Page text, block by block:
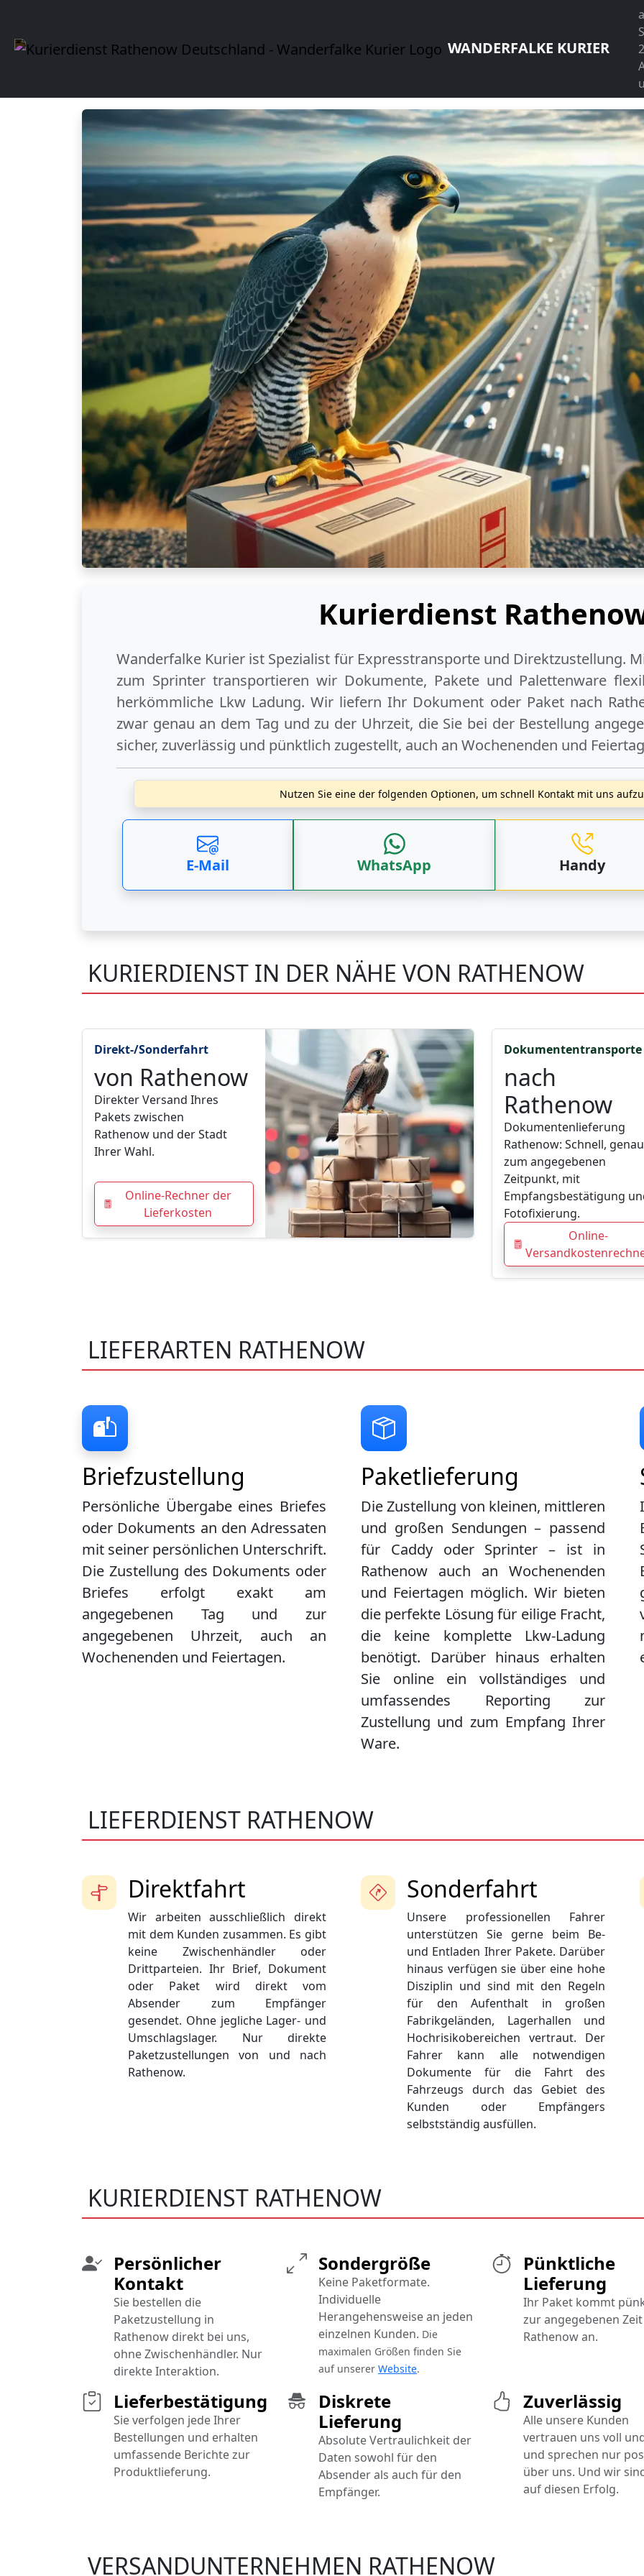
WANDERFALKE KURIER
Kurierdienst
Wanderfalke Kurier ist Spezialist für Expresstransporte und Direktzustellung.
zum Sprinter transportieren wir Dokumente, Pakete und Palettenware
herkömmliche Lkw Ladung. Wir liefern Ihr Dokument oder Paket nach
zwar genau an dem Tag und zu der Uhrzeit, die Sie bei der Bestellung
sicher, zuverlässig und pünktlich zugestellt, auch an Wochenenden und
Nutzen Sie eine der folgenden Optionen, um schnell Kontakt mit uns
E-Mail WhatsApp Handy
KURIERDIENST IN DER NÄHE VON RATHENOW
Direkt-/Sonderfahrt
von Rathenow
Direkter Versand Ihres
Pakets zwischen
Rathenow und der Stadt
Ihrer Wahl.
Online-Rechner der
Lieferkosten
Dokumententransporte
nach
Rathenow
Dokumentenlieferung
Rathenow: Schnell, genau
zum angegebenen
Zeitpunkt, mit
Empfangsbestätigung
Fotofixierung.
Online-
LIEFERARTEN RATHENOW
Briefzustellung
Persönliche Übergabe eines Briefes
oder Dokuments an den Adressaten
mit seiner persönlichen Unterschrift.
Die Zustellung des Dokuments oder
Briefes erfolgt exakt am
angegebenen Tag und zur
angegebenen Uhrzeit, auch an
Wochenenden und Feiertagen.
Paketlieferung
Die Zustellung von kleinen, mittleren
und großen Sendungen – passend
für Caddy oder Sprinter – ist in
Rathenow auch an Wochenenden
und Feiertagen möglich. Wir bieten
die perfekte Lösung für eilige Fracht,
die keine komplette Lkw-Ladung
benötigt. Darüber hinaus erhalten
Sie online ein vollständiges und
umfassendes Reporting zur
Zustellung und zum Empfang Ihrer
Ware.
LIEFERDIENST RATHENOW
Sonderfahrt
Unsere professionellen Fahrer
unterstützen Sie gerne beim Be-
und Entladen Ihrer Pakete. Darüber
hinaus verfügen sie über eine hohe
Disziplin und sind mit den Regeln
für den Aufenthalt in großen
Fabrikgeländen, Lagerhallen und
Hochrisikobereichen vertraut. Der
Fahrer kann alle notwendigen
Dokumente für die Fahrt des
Fahrzeugs durch das Gebiet des
Kunden oder Empfängers
selbstständig ausfüllen.
Direktfahrt
Wir arbeiten ausschließlich direkt
mit dem Kunden zusammen. Es gibt
keine Zwischenhändler oder
Drittparteien. Ihr Brief, Dokument
oder Paket wird direkt vom
Absender zum Empfänger
gesendet. Ohne jegliche Lager- und
Umschlagslager. Nur direkte
Paketzustellungen von und nach
Rathenow.
KURIERDIENST RATHENOW
Pünktliche
Lieferung
Ihr Paket kommt
zur angegebenen
Rathenow an.
Diskrete
Lieferung
Absolute Vertraulichkeit der
Daten sowohl für den
Absender als auch für den
Empfänger.
Persönlicher
Kontakt
Sie bestellen die
Paketzustellung in
Rathenow direkt bei uns,
ohne Zwischenhändler. Nur
direkte Interaktion.
Sondergröße
Keine Paketformate.
Individuelle
Herangehensweise an jeden
einzelnen Kunden. Die
maximalen Größen finden Sie
auf unserer Website.
Lieferbestätigung
Sie verfolgen jede Ihrer
Bestellungen und erhalten
umfassende Berichte zur
Produktlieferung.
Zuverlässig
Alle unsere Kunden
vertrauen uns voll
und sprechen nur
über uns. Und wir
auf diesen Erfolg.
VERSANDUNTERNEHMEN RATHENOW